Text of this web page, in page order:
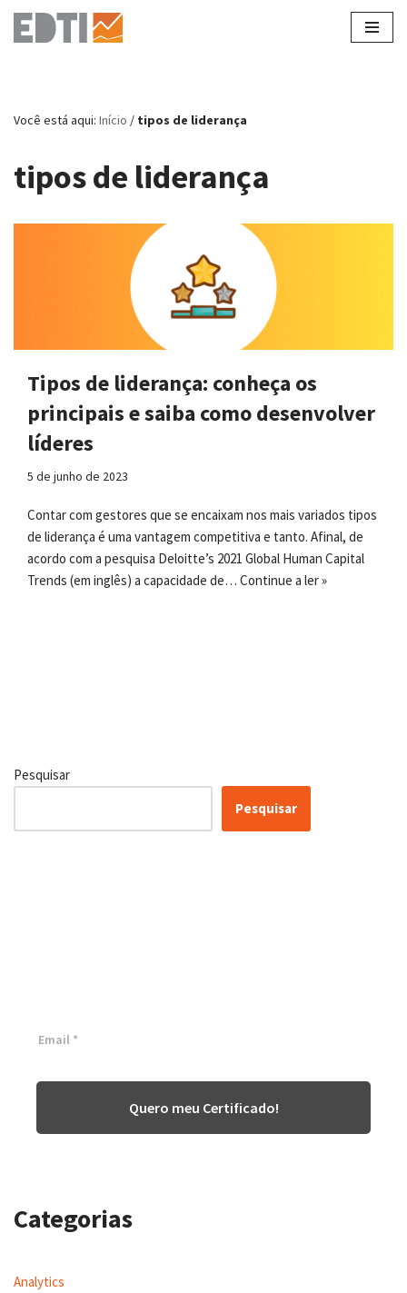
Pular
conteúdo
Você está aqui: Início / tipos de liderança
tipos de liderança
Tipos de liderança: conheça os
principais e saiba como desenvolver
líderes
5 de junho de 2023
Contar com gestores que se encaixam nos mais variados tipos
de liderança é uma vantagem competitiva e tanto. Afinal, de
acordo com a pesquisa Deloitte’s 2021 Global Human Capital
Trends (em inglês) a capacidade de… Continue a ler »
Pesquisar
Pesquisar
Quero meu Certificado!
Categorias
Analytics